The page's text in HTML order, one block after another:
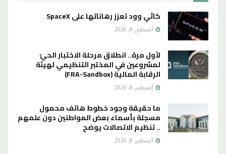
كاثي وود تعزز رهاناتها على SpaceX
أغسطس 8, 2026
لأول مرة.. انطلاق مرحلة الاختبار الحيّ
لمشروعين في المختبر التنظيمي لهيئة
الرقابة المالية (FRA-Sandbox)
أغسطس 8, 2026
ما حقيقة وجود خطوط هاتف محمول
مسجلة بأسماء بعض المواطنين دون علمهم
.. تنظيم الاتصالات يوضح
أغسطس 8, 2026